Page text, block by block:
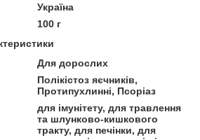
Україна
100 г
Для дорослих
Полікістоз яєчників,
Протипухлинні, Псоріаз
для імунітету, для травлення
та шлунково-кишкового
тракту, для печінки, для